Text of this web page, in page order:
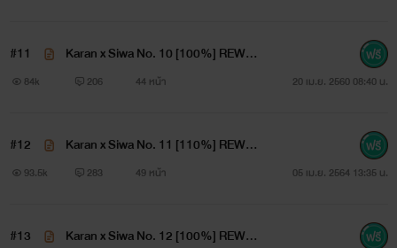
มันเป็นอุบัติเหตุ เขาไม่ได้ตั้งใจ ต่อให้สำนึกผิดขอโทษเจียนตาย
เขาไม่รู้ว่าตัวเองสามารถให้ในสิ่งที่ผู้ชายธรรมดาให้ไม่ได้
ระหว่างผู้ใหญ่
#11
Karan x Siwa No. 10 [100%] REWRI
TE
84k 206 44 หน้า 20 เม.ย. 2560 08:40 น.
#12
Karan x Siwa No. 11 [110%] REWRI
TE
93.5k 283 49 หน้า 05 เม.ย. 2564 13:35 น.
#13
Karan x Siwa No. 12 [100%] REWRI